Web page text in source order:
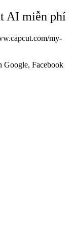
AI miễn phí
my-
Google, Facebook